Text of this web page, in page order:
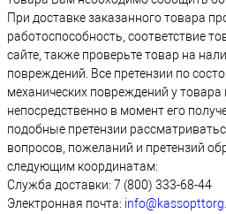
При доставке заказанного товара
работоспособность, соответствие
сайте, также проверьте товар на
повреждений. Все претензии по
механических повреждений у
непосредственно в момент его
подобные претензии
вопросов, пожеланий и претензий
следующим координатам:
Служба доставки: 7 (800) 333-68-44
Электронная почта: